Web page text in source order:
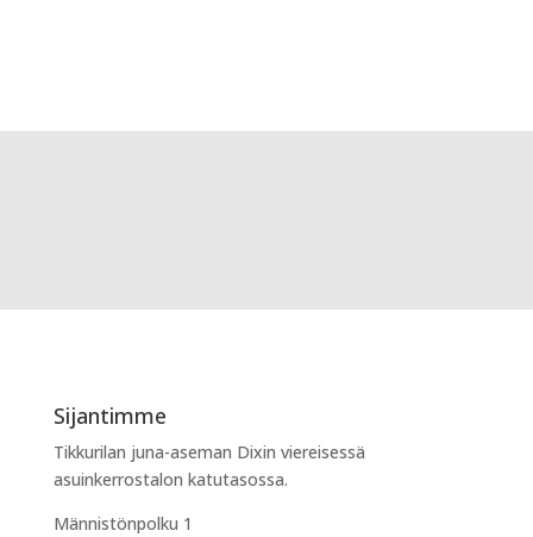
Sijantimme
Tikkurilan juna-aseman Dixin viereisessä
asuinkerrostalon katutasossa.
Männistönpolku 1